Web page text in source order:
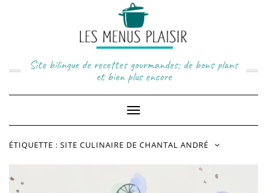
Site bilingue de recettes gourmandes; de bons plans
et bien plus encore
Toggle
Navigation
ÉTIQUETTE : SITE CULINAIRE DE CHANTAL ANDRÉ